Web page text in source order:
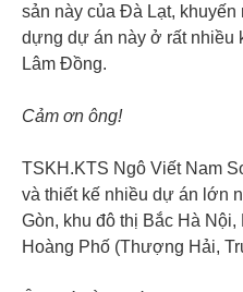
sản này của Đà Lạt,
dựng dự án này ở rất nhiều
Lâm Đồng.
Cảm ơn ông!
TSKH.KTS Ngô Viết Nam
và thiết kế nhiều dự án lớn
Gòn, khu đô thị Bắc Hà
Hoàng Phố (Thượng Hải,